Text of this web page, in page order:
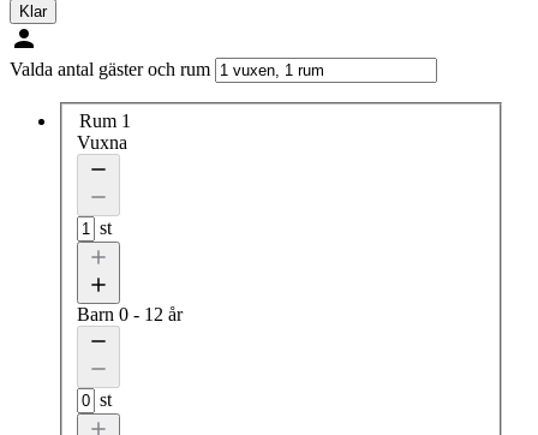
Klar
Valda antal gäster och rum
Rum 1
Vuxna
st
Barn 0 - 12 år
st